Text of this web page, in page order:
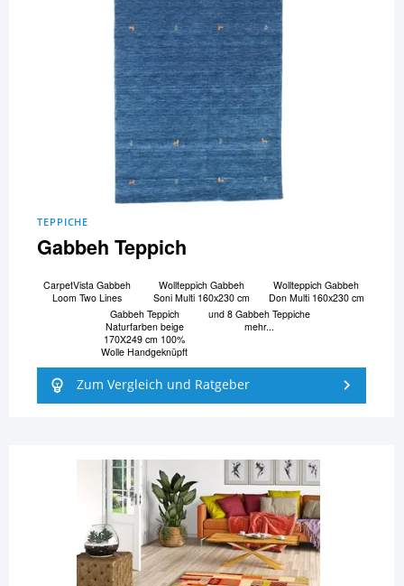
TEPPICHE
Gabbeh Teppich
CarpetVista Gabbeh
Loom Two Lines
Wollteppich Gabbeh
Soni Multi 160x230 cm
Wollteppich Gabbeh
Don Multi 160x230 cm
Gabbeh Teppich
Naturfarben beige
170X249 cm 100%
Wolle Handgeknüpft
und 8 Gabbeh Teppiche
mehr...
Zum Vergleich und Ratgeber